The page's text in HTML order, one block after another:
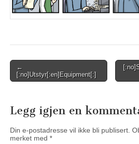
Post
navigation
←
[:no]Utstyr[:en]Equipment[:]
Legg igjen en
Din e-postadresse vil ikke bli publisert.
merket med *